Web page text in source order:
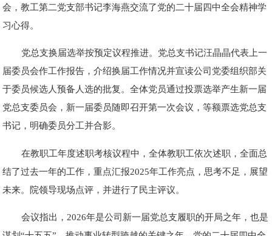
会，教工第二党支部书记李海燕交流了党的二十届四中全会精神学
习心得。
党总支换届选举按预定议程推进。党总支书记汪晶晶代表上一
届委员会作工作报告，介绍换届工作情况并宣读公司党委组织部关
于委员候选人预备人选的批复。全体党员通过投票选举产生新一届
党总支委员会，新一届委员随即召开第一次会议，等额票选党总支
书记，明确委员分工并合影。
在教职工年度述职考核议程中，全体教职工依次述职，全面总
结了过去一年的工作，重点汇报2025年工作亮点，思考不足，展望
未来。院领导现场点评，并进行了民主评议。
会议指出，2026年是公司新一届党总支履职的开局之年，也是